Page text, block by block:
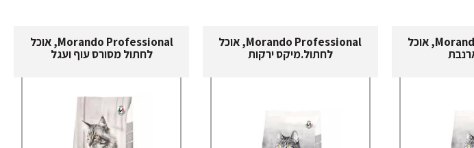
Morando Professional, אוכל
Morando Professional, אוכל
לחתול.מיקס ירקות
Morando Professional, אוכל
לחתול מסורס עוף ועגל